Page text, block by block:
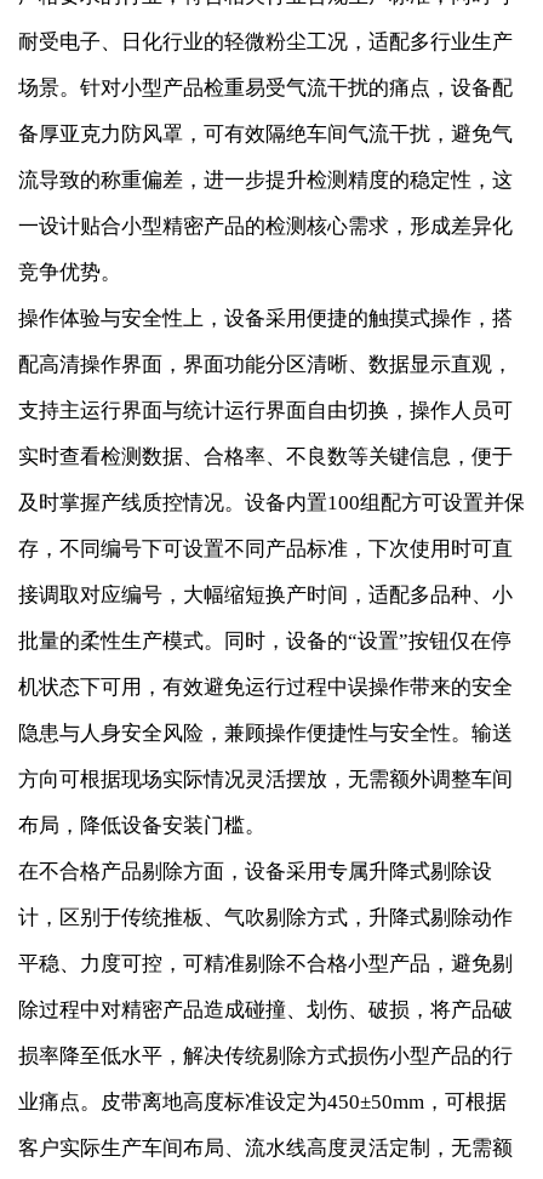
耐受电子、日化行业的轻微粉尘工况，适配多行业生产
场景。针对小型产品检重易受气流干扰的痛点，设备配
备厚亚克力防风罩，可有效隔绝车间气流干扰，避免气
流导致的称重偏差，进一步提升检测精度的稳定性，这
一设计贴合小型精密产品的检测核心需求，形成差异化
竞争优势。
操作体验与安全性上，设备采用便捷的触摸式操作，搭
配高清操作界面，界面功能分区清晰、数据显示直观，
支持主运行界面与统计运行界面自由切换，操作人员可
实时查看检测数据、合格率、不良数等关键信息，便于
及时掌握产线质控情况。设备内置100组配方可设置并保
存，不同编号下可设置不同产品标准，下次使用时可直
接调取对应编号，大幅缩短换产时间，适配多品种、小
批量的柔性生产模式。同时，设备的“设置”按钮仅在停
机状态下可用，有效避免运行过程中误操作带来的安全
隐患与人身安全风险，兼顾操作便捷性与安全性。输送
方向可根据现场实际情况灵活摆放，无需额外调整车间
布局，降低设备安装门槛。
在不合格产品剔除方面，设备采用专属升降式剔除设
计，区别于传统推板、气吹剔除方式，升降式剔除动作
平稳、力度可控，可精准剔除不合格小型产品，避免剔
除过程中对精密产品造成碰撞、划伤、破损，将产品破
损率降至低水平，解决传统剔除方式损伤小型产品的行
业痛点。皮带离地高度标准设定为450±50mm，可根据
客户实际生产车间布局、流水线高度灵活定制，无需额